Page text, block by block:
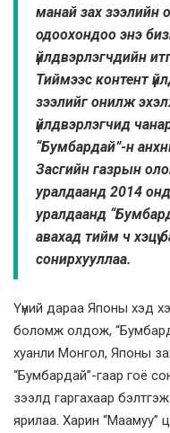
манай зах зээлийн
одоохондоо энэ
үйлдвэрлэгчдийн
Тиймээс контент
зээлийг онилж
үйлдвэрлэгчид
“Бумбардай”-н
Засгийн газрын
уралдаанд 2014 онд
уралдаанд
авахад тийм ч хэцүү
сонирхууллаа.
Үүний дараа Японы хэд
боломж олдож,
хуанли Монгол, Японы
“Бумбардай”-гаар гоё­
зээлд гаргахаар
ярилаа. Харин “Маамуу”